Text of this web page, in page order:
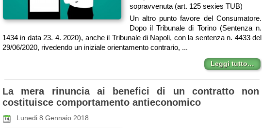
sopravvenuta (art. 125 sexies TUB)
Un altro punto favore del Consumatore.
Dopo il Tribunale di Torino (Sentenza n.
1434 in data 23. 4. 2020), anche il Tribunale di Napoli, con la sentenza n. 4433 del
29/06/2020, rivedendo un iniziale orientamento contrario, ...
Leggi tutto…
La mera rinuncia ai benefici di un contratto non
costituisce comportamento antieconomico
Lunedi 8 Gennaio 2018